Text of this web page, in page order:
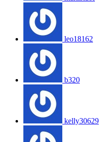
leo18162
b320
kelly30629